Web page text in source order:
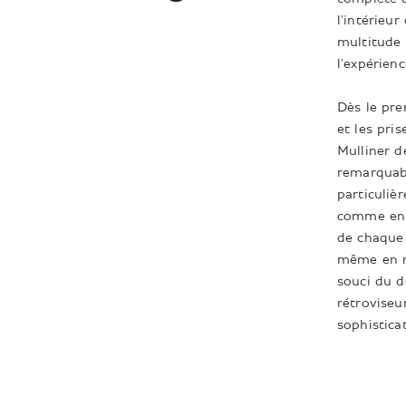
l'intérieur
multitude
Dès le
et les
Mulliner
comme
de
même en
souci du